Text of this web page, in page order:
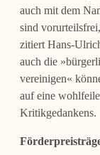
auch mit dem
sind
zitiert Hans-
auch die
vereinigen«
auf eine
Kritikgedankens.